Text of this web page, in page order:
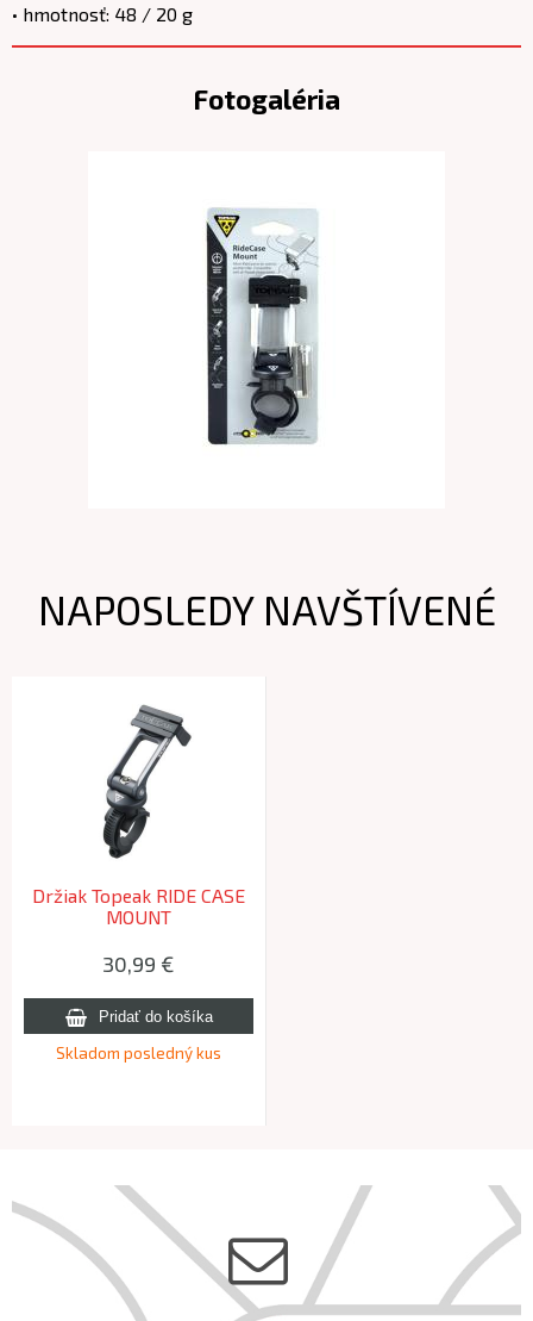
• hmotnosť: 48 / 20 g
Fotogaléria
NAPOSLEDY NAVŠTÍVENÉ
Držiak Topeak RIDE CASE
MOUNT
30,99 €
Skladom posledný kus